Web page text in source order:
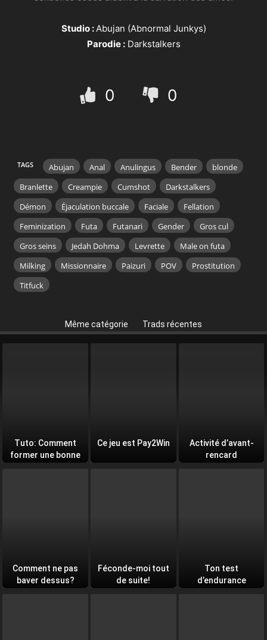
Studio :Abujan (Abnormal Junkys)
Parodie :Darkstalkers
0 0
TAGS Abujan Anal Anulingus Bender
blonde
Branlette
Creampie Cumshot
Darkstalkers
Démon
Éjaculation buccale Faciale
Fellation
Feminization
Futa Futanari Gender
Gros cul
Gros seins
Jedah Dohma Levrette
Male on futa
Milking
Missionnaire Paizuri POV
Prostitution
Titfuck
Même catégorie Trads récentes
Tuto: Comment
former une bonne
Ce jeu est Pay2Win
Activité d’avant-
rencard
Comment ne pas
baver dessus?
Féconde-moi tout
de suite!
Ton test
d’endurance